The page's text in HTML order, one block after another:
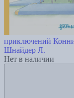
приключений
Шнайдер Л.
Нет в наличии